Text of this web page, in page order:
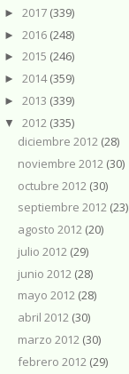
► 2017 (339)
► 2016 (248)
► 2015 (246)
► 2014(359)
► 2013 (339)
▼ 2012 (335)
diciembre 2012 (28)
noviembre 2012 (30)
octubre 2012 (30)
septiembre 2012 (23)
agosto 2012 (20)
julio 2012 (29)
junio 2012 (28)
mayo 2012 (28)
abril 2012 (30)
marzo 2012 (30)
febrero 2012 (29)